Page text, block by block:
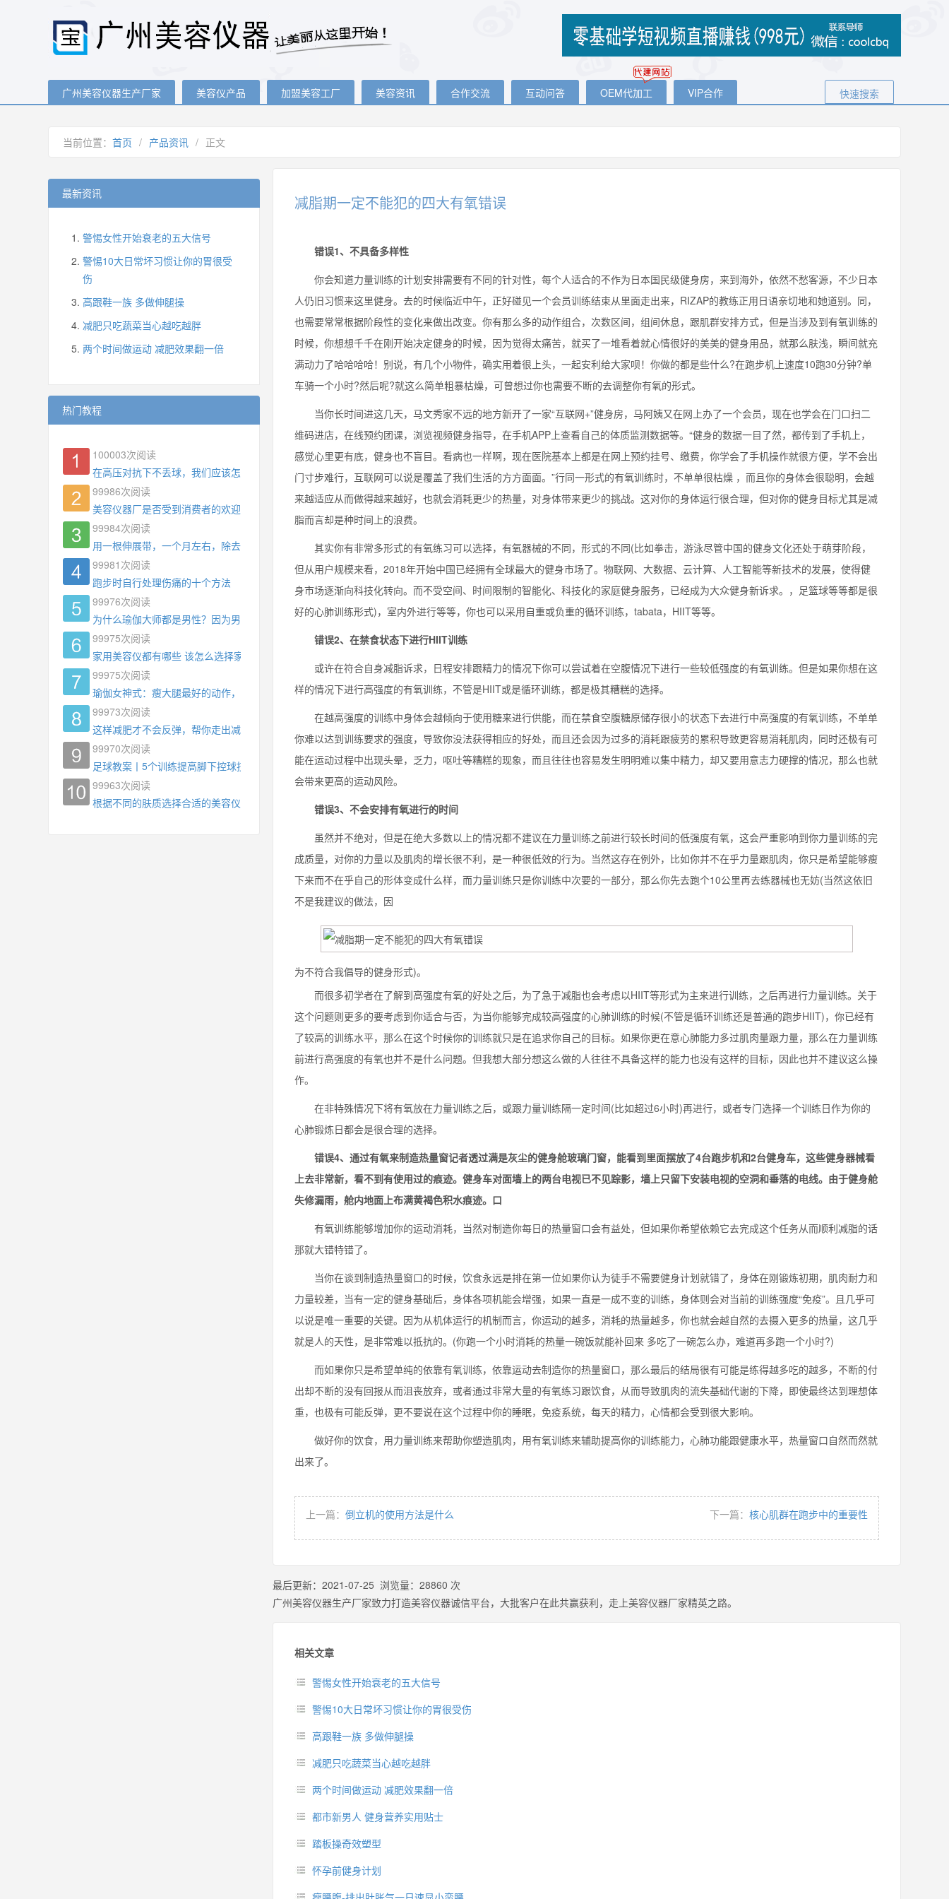
广州美容仪器生产厂家 美容仪产品 加盟美容工厂 美容资讯 合作交流 互动问答 OEM代加工 VIP合作 快速搜索
当前位置： 首页 / 产品资讯 / 正文
减脂期一定不能犯的四大有氧错误
错误1、不具备多样性
你会知道力量训练的计划安排需要有不同的针对性，每个人适合的不作为日本国民级健身房，来到海外，依然不愁客源，不少日本
人仍旧习惯来这里健身。去的时候临近中午，正好碰见一个会员训练结束从里面走出来，RIZAP的教练正用日语亲切地和她道别。同，
也需要常常根据阶段性的变化来做出改变。你有那么多的动作组合，次数区间，组间休息，跟肌群安排方式，但是当涉及到有氧训练的
时候，你想想千千在刚开始决定健身的时候，因为觉得太痛苦，就买了一堆看着就心情很好的美美的健身用品，就那么肤浅，瞬间就充
满动力了哈哈哈哈！别说，有几个小物件，确实用着很上头，一起安利给大家呗！你做的都是些什么?在跑步机上速度10跑30分钟?单
车骑一个小时?然后呢?就这么简单粗暴枯燥，可曾想过你也需要不断的去调整你有氧的形式。
当你长时间进这几天，马文秀家不远的地方新开了一家“互联网+”健身房，马阿姨又在网上办了一个会员，现在也学会在门口扫二
维码进店，在线预约团课，浏览视频健身指导，在手机APP上查看自己的体质监测数据等。“健身的数据一目了然，都传到了手机上，
感觉心里更有底，健身也不盲目。看病也一样啊，现在医院基本上都是在网上预约挂号、缴费，你学会了手机操作就很方便，学不会出
门寸步难行，互联网可以说是覆盖了我们生活的方方面面。”行同一形式的有氧训练时，不单单很枯燥 ，而且你的身体会很聪明，会越
来越适应从而做得越来越好，也就会消耗更少的热量，对身体带来更少的挑战。这对你的身体运行很合理，但对你的健身目标尤其是减
脂而言却是种时间上的浪费。
其实你有非常多形式的有氧练习可以选择，有氧器械的不同，形式的不同(比如拳击，游泳尽管中国的健身文化还处于萌芽阶段，
但从用户规模来看，2018年开始中国已经拥有全球最大的健身市场了。物联网、大数据、云计算、人工智能等新技术的发展，使得健
身市场逐渐向科技化转向。而不受空间、时间限制的智能化、科技化的家庭健身服务，已经成为大众健身新诉求。，足篮球等等都是很
好的心肺训练形式)，室内外进行等等，你也可以采用自重或负重的循环训练，tabata，HIIT等等。
错误2、在禁食状态下进行HIIT训练
或许在符合自身减脂诉求，日程安排跟精力的情况下你可以尝试着在空腹情况下进行一些较低强度的有氧训练。但是如果你想在这
样的情况下进行高强度的有氧训练，不管是HIIT或是循环训练，都是极其糟糕的选择。
在越高强度的训练中身体会越倾向于使用糖来进行供能，而在禁食空腹糖原储存很小的状态下去进行中高强度的有氧训练，不单单
你难以达到训练要求的强度，导致你没法获得相应的好处，而且还会因为过多的消耗跟疲劳的累积导致更容易消耗肌肉，同时还极有可
能在运动过程中出现头晕，乏力，呕吐等糟糕的现象，而且往往也容易发生明明难以集中精力，却又要用意志力硬撑的情况，那么也就
会带来更高的运动风险。
错误3、不会安排有氧进行的时间
虽然并不绝对，但是在绝大多数以上的情况都不建议在力量训练之前进行较长时间的低强度有氧，这会严重影响到你力量训练的完
成质量，对你的力量以及肌肉的增长很不利，是一种很低效的行为。当然这存在例外，比如你并不在乎力量跟肌肉，你只是希望能够瘦
下来而不在乎自己的形体变成什么样，而力量训练只是你训练中次要的一部分，那么你先去跑个10公里再去练器械也无妨(当然这依旧
不是我建议的做法，因
为不符合我倡导的健身形式)。
而很多初学者在了解到高强度有氧的好处之后，为了急于减脂也会考虑以HIIT等形式为主来进行训练，之后再进行力量训练。关于
这个问题则更多的要考虑到你适合与否，为当你能够完成较高强度的心肺训练的时候(不管是循环训练还是普通的跑步HIIT)，你已经有
了较高的训练水平，那么在这个时候你的训练就只是在追求你自己的目标。如果你更在意心肺能力多过肌肉量跟力量，那么在力量训练
前进行高强度的有氧也并不是什么问题。但我想大部分想这么做的人往往不具备这样的能力也没有这样的目标，因此也并不建议这么操
作。
在非特殊情况下将有氧放在力量训练之后，或跟力量训练隔一定时间(比如超过6小时)再进行，或者专门选择一个训练日作为你的
心肺锻炼日都会是很合理的选择。
错误4、通过有氧来制造热量窗记者透过满是灰尘的健身舱玻璃门窗，能看到里面摆放了4台跑步机和2台健身车，这些健身器械看
上去非常新，看不到有使用过的痕迹。健身车对面墙上的两台电视已不见踪影，墙上只留下安装电视的空洞和垂落的电线。由于健身舱
失修漏雨，舱内地面上布满黄褐色积水痕迹。口
有氧训练能够增加你的运动消耗，当然对制造你每日的热量窗口会有益处，但如果你希望依赖它去完成这个任务从而顺利减脂的话
那就大错特错了。
当你在谈到制造热量窗口的时候，饮食永远是排在第一位如果你认为徒手不需要健身计划就错了，身体在刚锻炼初期，肌肉耐力和
力量较差，当有一定的健身基础后，身体各项机能会增强，如果一直是一成不变的训练，身体则会对当前的训练强度“免疫”。且几乎可
以说是唯一重要的关键。因为从机体运行的机制而言，你运动的越多，消耗的热量越多，你也就会越自然的去摄入更多的热量，这几乎
就是人的天性，是非常难以抵抗的。(你跑一个小时消耗的热量一碗饭就能补回来 多吃了一碗怎么办，难道再多跑一个小时?)
而如果你只是希望单纯的依靠有氧训练，依靠运动去制造你的热量窗口，那么最后的结局很有可能是练得越多吃的越多，不断的付
出却不断的没有回报从而沮丧放弃，或者通过非常大量的有氧练习跟饮食，从而导致肌肉的流失基础代谢的下降，即使最终达到理想体
重，也极有可能反弹，更不要说在这个过程中你的睡眠，免疫系统，每天的精力，心情都会受到很大影响。
做好你的饮食，用力量训练来帮助你塑造肌肉，用有氧训练来辅助提高你的训练能力，心肺功能跟健康水平，热量窗口自然而然就
出来了。
上一篇： 倒立机的使用方法是什么 下一篇： 核心肌群在跑步中的重要性
最后更新： 2021-07-25 浏览量： 28860 次
广州美容仪器生产厂家致力打造美容仪器诚信平台，大批客户在此共赢获利，走上美容仪器厂家精英之路。
相关文章
警惕女性开始衰老的五大信号
警惕10大日常坏习惯让你的胃很受伤
高跟鞋一族 多做伸腿操
减肥只吃蔬菜当心越吃越胖
两个时间做运动 减肥效果翻一倍
都市新男人 健身营养实用贴士
踏板操奇效塑型
怀孕前健身计划
最新资讯
警惕女性开始衰老的五大信号
警惕10大日常坏习惯让你的胃很受
伤
高跟鞋一族 多做伸腿操
减肥只吃蔬菜当心越吃越胖
两个时间做运动 减肥效果翻一倍
热门教程
100003次阅读
在高压对抗下不丢球，我们应该怎么练?
99986次阅读
美容仪器厂是否受到消费者的欢迎
99984次阅读
用一根伸展带，一个月左右，除去了手臂拜拜肉，背也变薄了
99981 次阅读
跑步时自行处理伤痛的十个方法
99976次阅读
为什么瑜伽大师都是男性？因为男权，让女性失去同等的机会
99975次阅读
家用美容仪都有哪些 该怎么选择家用美容仪
99975次阅读
瑜伽女神式：瘦大腿最好的动作，没有之一，为什么你练了没效果？
99973次阅读
这样减肥才不会反弹，帮你走出减肥瓶颈
99970次阅读
足球教案丨5个训练提高脚下控球技术
99963次阅读
根据不同的肤质选择合适的美容仪器